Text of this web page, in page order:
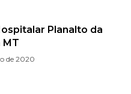
Planalto da
MT
de 2020